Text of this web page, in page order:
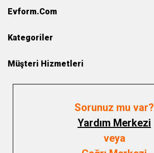
Evform.com
Kategoriler
Müşteri Hizmetleri
Sorunuz mu var?
Yardım Merkezi
veya